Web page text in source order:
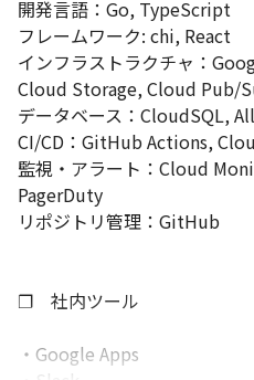
開発言語：Go, TypeScript
フレームワーク: chi, React
インフラストラクチャ：
Cloud Storage, Cloud Pub/
データベース：CloudSQL,
CI/CD：GitHub Actions,
監視・アラート：Cloud
PagerDuty
リポジトリ管理：GitHub
❐　社内ツール
・Google Apps